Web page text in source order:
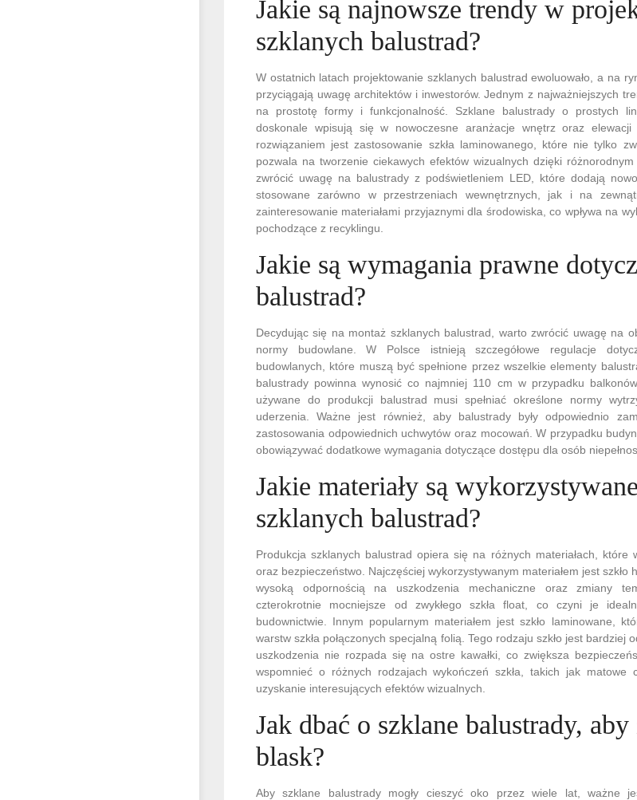
Jakie są najnowsze trendy w
szklanych balustrad?
W ostatnich latach projektowanie szklanych balustrad ewoluowało, a na
przyciągają uwagę architektów i inwestorów. Jednym z najważniejszych
na prostotę formy i funkcjonalność. Szklane balustrady o prostych
doskonale wpisują się w nowoczesne aranżacje wnętrz oraz elewacji
rozwiązaniem jest zastosowanie szkła laminowanego, które nie tylko
pozwala na tworzenie ciekawych efektów wizualnych dzięki
zwrócić uwagę na balustrady z podświetleniem LED, które dodają
stosowane zarówno w przestrzeniach wewnętrznych, jak i na
zainteresowanie materiałami przyjaznymi dla środowiska, co wpływa na
pochodzące z recyklingu.
Jakie są wymagania prawne
balustrad?
Decydując się na montaż szklanych balustrad, warto zwrócić uwagę na
normy budowlane. W Polsce istnieją szczegółowe regulacje
budowlanych, które muszą być spełnione przez wszelkie elementy
balustrady powinna wynosić co najmniej 110 cm w przypadku
używane do produkcji balustrad musi spełniać określone normy
uderzenia. Ważne jest również, aby balustrady były odpowiednio
zastosowania odpowiednich uchwytów oraz mocowań. W przypadku
obowiązywać dodatkowe wymagania dotyczące dostępu dla osób
Jakie materiały są
szklanych balustrad?
Produkcja szklanych balustrad opiera się na różnych materiałach, które
oraz bezpieczeństwo. Najczęściej wykorzystywanym materiałem jest
wysoką odpornością na uszkodzenia mechaniczne oraz zmiany
czterokrotnie mocniejsze od zwykłego szkła float, co czyni je
budownictwie. Innym popularnym materiałem jest szkło laminowane,
warstw szkła połączonych specjalną folią. Tego rodzaju szkło jest bardziej
uszkodzenia nie rozpada się na ostre kawałki, co zwiększa
wspomnieć o różnych rodzajach wykończeń szkła, takich jak matowe
uzyskanie interesujących efektów wizualnych.
Jak dbać o szklane balustrady,
blask?
Aby szklane balustrady mogły cieszyć oko przez wiele lat, ważne